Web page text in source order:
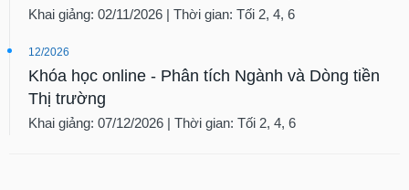
Khai giảng: 02/11/2026 | Thời gian: Tối 2, 4, 6
12/2026
Khóa học online - Phân tích Ngành và Dòng tiền
Thị trường
Khai giảng: 07/12/2026 | Thời gian: Tối 2, 4, 6